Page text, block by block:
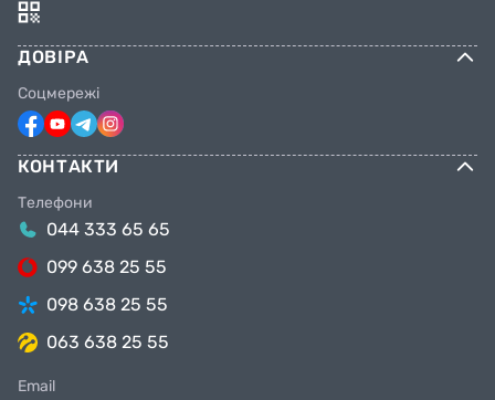
ДОВІРА
Соцмережі
КОНТАКТИ
Телефони
044 333 65 65
099 638 25 55
098 638 25 55
063 638 25 55
Email